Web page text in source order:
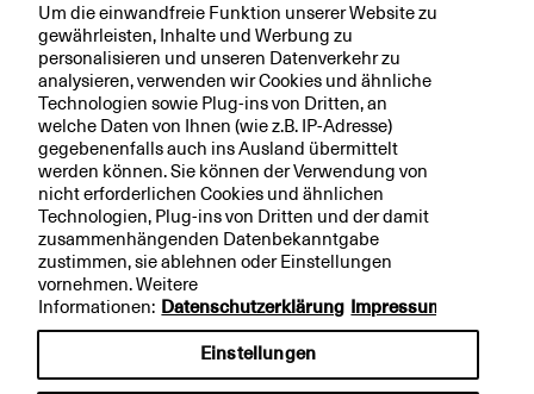
Investor Relations
Medien
bkb.ch
Ihre BKB
Magazin
Jobs
Engagement
Nachhaltigkeit
Um die einwandfreie Funktion unserer Website zu
gewährleisten, Inhalte und Werbung zu
personalisieren und unseren Datenverkehr zu
analysieren, verwenden wir Cookies und ähnliche
Technologien sowie Plug-ins von Dritten, an
welche Daten von Ihnen (wie z.B. IP-Adresse)
gegebenenfalls auch ins Ausland übermittelt
werden können. Sie können der Verwendung von
nicht erforderlichen Cookies und ähnlichen
Technologien, Plug-ins von Dritten und der damit
zusammenhängenden Datenbekanntgabe
zustimmen, sie ablehnen oder Einstellungen
vornehmen. Weitere
Informationen: Datenschutzerklärung Impressum
Einstellungen